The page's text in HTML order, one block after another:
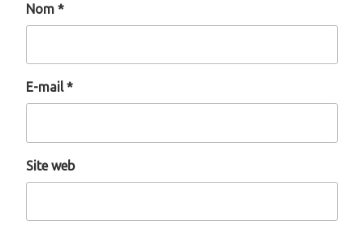
Nom *
E-mail*
Site web